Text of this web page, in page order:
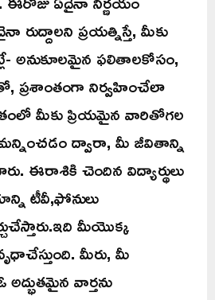
రుద్దాలని ప్రయత్నిస్తే, మీకు
అనుకూలమైన ఫలితాలకోసం,
ప్రశాంతంగా నిర్వహించేలా
మీకు ప్రియమైన వారితోగల
ద్వారా, మీ జీవితాన్ని
ఈరాశికి చెందిన విద్యార్థులు
టీవీ,ఫోనులు
మీయొక్క
మీరు, మీ
వార్తను